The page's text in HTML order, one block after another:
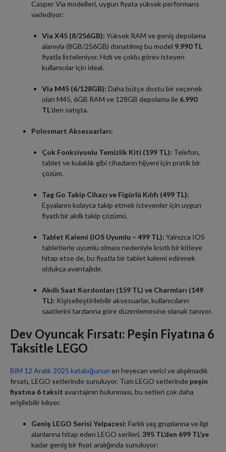
Casper Via modelleri, uygun fiyata yüksek performans
vadediyor:
Via X45 (8/256GB): Yüksek RAM ve geniş depolama
alanıyla (8GB/256GB) donatılmış bu model 9.990 TL
fiyatla listeleniyor. Hızlı ve çoklu görev isteyen
kullanıcılar için ideal.
Via M45 (6/128GB): Daha bütçe dostu bir seçenek
olan M45, 6GB RAM ve 128GB depolama ile 6.990
TL’den satışta.
Polosmart Aksesuarları:
Çok Fonksiyonlu Temizlik Kiti (199 TL): Telefon,
tablet ve kulaklık gibi cihazların hijyeni için pratik bir
çözüm.
Tag Go Takip Cihazı ve Figürlü Kılıfı (499 TL):
Eşyalarını kolayca takip etmek isteyenler için uygun
fiyatlı bir akıllı takip çözümü.
Tablet Kalemi (IOS Uyumlu – 499 TL): Yalnızca IOS
tabletlerle uyumlu olması nedeniyle kısıtlı bir kitleye
hitap etse de, bu fiyatla bir tablet kalemi edinmek
oldukça avantajlıdır.
Akıllı Saat Kordonları (159 TL) ve Charmları (149
TL): Kişiselleştirilebilir aksesuarlar, kullanıcıların
saatlerini tarzlarına göre düzenlemesine olanak tanıyor.
Dev Oyuncak Fırsatı: Peşin Fiyatına 6
Taksitle LEGO
BİM 12 Aralık 2025 kataloğunun en heyecan verici ve alışılmadık
fırsatı, LEGO setlerinde sunuluyor. Tüm LEGO setlerinde peşin
fiyatına 6 taksit avantajının bulunması, bu setleri çok daha
erişilebilir kılıyor.
Geniş LEGO Serisi Yelpazesi: Farklı yaş gruplarına ve ilgi
alanlarına hitap eden LEGO serileri, 395 TL’den 699 TL’ye
kadar geniş bir fiyat aralığında sunuluyor: